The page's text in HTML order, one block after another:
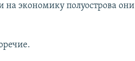
на экономику полуострова они